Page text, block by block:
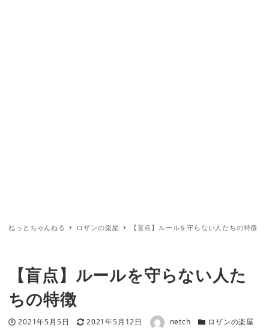
ねっとちゃんねる ロザンの楽屋 【盲点】ルールを守らない人たちの特徴
【盲点】ルールを守らない人た
ちの特徴
投稿日
2021年5月5日 更新日
2021年5月12日 著者 netch カテゴリー
ロザンの楽屋